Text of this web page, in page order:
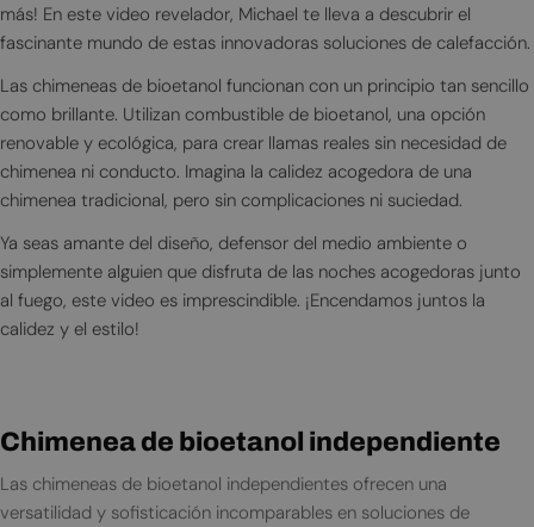
más! En este video revelador, Michael te lleva a descubrir el
fascinante mundo de estas innovadoras soluciones de calefacción.
Las chimeneas de bioetanol funcionan con un principio tan sencillo
como brillante. Utilizan combustible de bioetanol, una opción
renovable y ecológica, para crear llamas reales sin necesidad de
chimenea ni conducto. Imagina la calidez acogedora de una
chimenea tradicional, pero sin complicaciones ni suciedad.
Ya seas amante del diseño, defensor del medio ambiente o
simplemente alguien que disfruta de las noches acogedoras junto
al fuego, este video es imprescindible. ¡Encendamos juntos la
calidez y el estilo!
Chimenea de bioetanol independiente
Las chimeneas de bioetanol independientes ofrecen una
versatilidad y sofisticación incomparables en soluciones de